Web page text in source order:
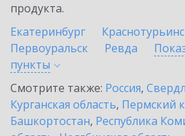
продукта.
Екатеринбург
Первоуральск
Ревда
пункты
Смотрите также: Россия,
Курганская область, Пермский
Башкортостан, Республика